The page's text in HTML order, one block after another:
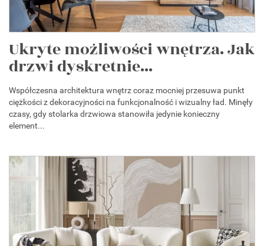
Ukryte możliwości wnętrza. Jak
drzwi dyskretnie...
Współczesna architektura wnętrz coraz mocniej przesuwa punkt
ciężkości z dekoracyjności na funkcjonalność i wizualny ład. Minęły
czasy, gdy stolarka drzwiowa stanowiła jedynie konieczny
element...